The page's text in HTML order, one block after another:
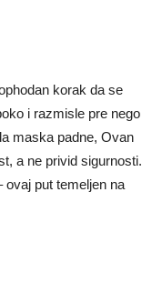
korak da se
i razmisle pre nego
maska padne, Ovan
a ne privid sigurnosti.
put temeljen na